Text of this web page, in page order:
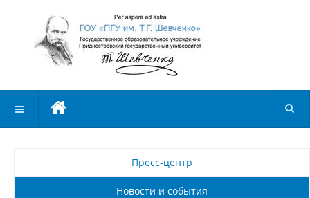
Пресс-центр
Новости и события